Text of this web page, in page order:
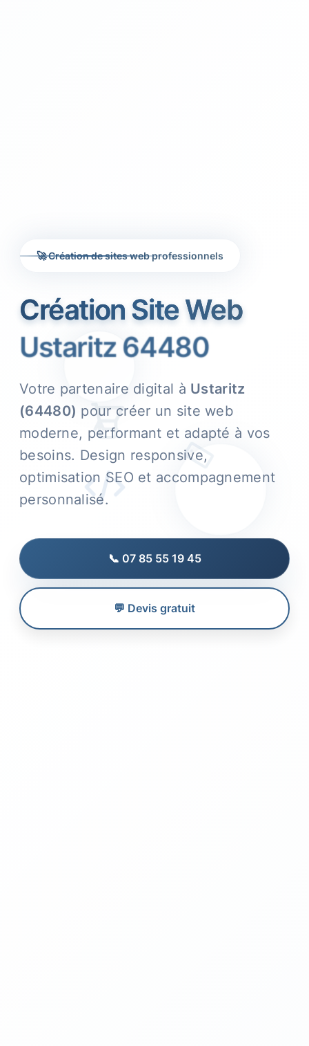
🚀 Création de sites web professionnels
Création Site Web
Ustaritz 64480
Votre partenaire digital à Ustaritz
(64480) pour créer un site web
moderne, performant et adapté à vos
besoins. Design responsive,
optimisation SEO et accompagnement
personnalisé.
📞 07 85 55 19 45
💬 Devis gratuit